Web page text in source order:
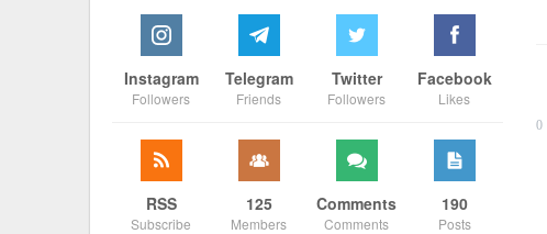
Facebook
Likes
Twitter
Followers
Telegram
Friends
Instagram
Followers
190
Posts
Comments
Comments
125
Members
RSS
Subscribe